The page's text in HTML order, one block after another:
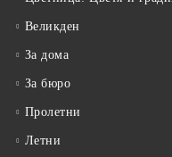
Великден
За дома
За бюро
Пролетни
Летни